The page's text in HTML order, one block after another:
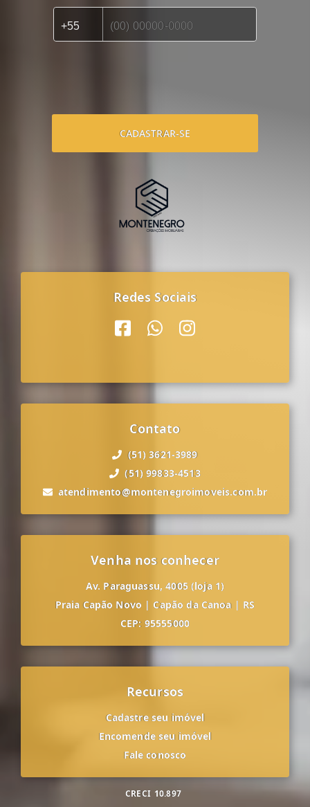
CADASTRAR-SE
Redes Sociais
Contato
(51) 3621-3989
(51) 99833-4513
atendimento@montenegroimoveis.com.br
Venha nos conhecer
Av. Paraguassu, 4005 (loja 1)
Praia Capão Novo | Capão da Canoa | RS
CEP: 95555000
Recursos
Cadastre seu imóvel
Encomende seu imóvel
Fale conosco
CRECI 10.897